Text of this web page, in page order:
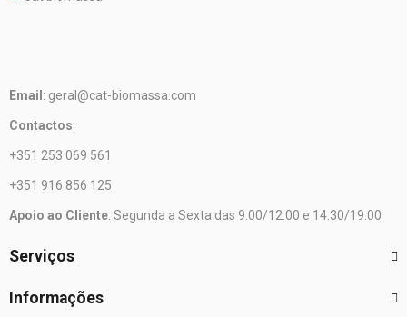
Email : geral@cat-biomassa.com
Contactos:
+351 253 069 561
+351 916 856 125
Apoio ao Cliente: Segunda a Sexta das 9:00/12:00 e 14:30/19:00
Serviços
Informações